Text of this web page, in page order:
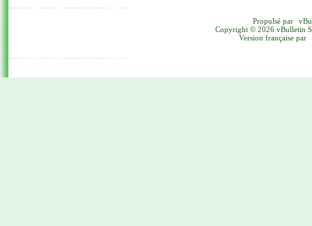
Propulsé par
Copyright © 2026 vBulletin
Version française par